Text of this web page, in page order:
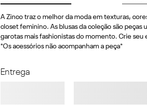
A Zinco traz o melhor da moda em texturas,
closet feminino. As blusas da coleção são
garotas mais fashionistas do momento. Crie
*Os acessórios não acompanham a peça*
Entrega